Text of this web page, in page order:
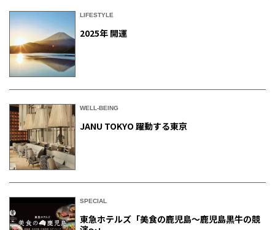
LIFESTYLE
2025年 開運
WELL-BEING
JANU TOKYO 躍動する東京
SPECIAL
東急ホテルズ「美食の鹿児島～鹿児島黒牛の競